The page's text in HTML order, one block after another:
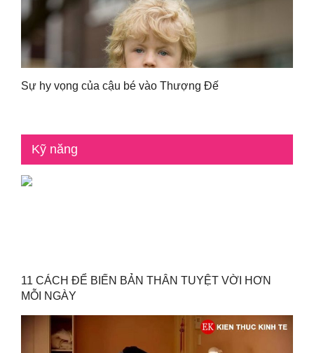
Sự hy vọng của cậu bé vào Thượng Đế
Kỹ năng
11 CÁCH ĐỂ BIẾN BẢN THÂN TUYỆT VỜI HƠN
MỖI NGÀY